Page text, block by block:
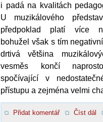
i padá na kvalitách
U muzikálového
předpoklad platí více
bohužel však s tím
drtivá většina
vesměs končí
spočívající v
přístupu a zejména velmi
Přidat komentář Číst dál